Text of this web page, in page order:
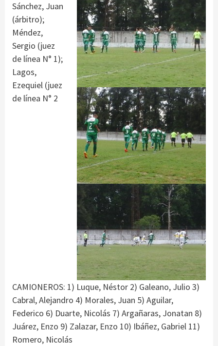
Sánchez, Juan
(árbitro);
Méndez,
Sergio (juez
de línea N° 1);
Lagos,
Ezequiel (juez
de línea N° 2
CAMIONEROS: 1) Luque, Néstor 2) Galeano, Julio 3)
Cabral, Alejandro 4) Morales, Juan 5) Aguilar,
Federico 6) Duarte, Nicolás 7) Argañaras, Jonatan 8)
Juárez, Enzo 9) Zalazar, Enzo 10) Ibáñez, Gabriel 11)
Romero, Nicolás